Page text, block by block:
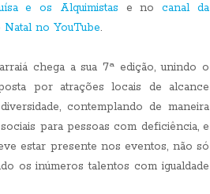
e os Alquimistas e nocanal da
Natal no YouTube.
chega a sua 7ª edição, unindo o
por atrações locais de alcance
contemplando de maneira
para pessoas com deficiência, e
estar presente nos eventos, não só
os inúmeros talentos com igualdade